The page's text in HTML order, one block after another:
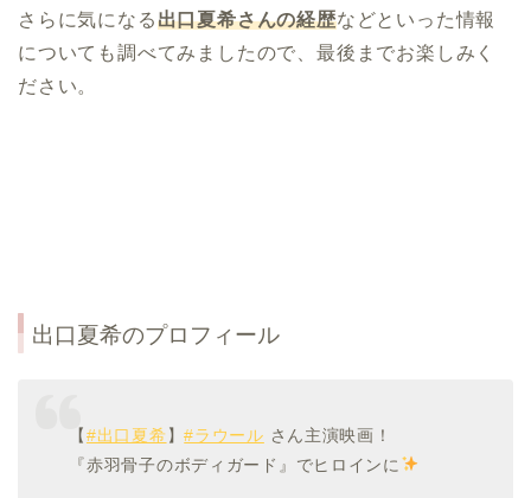
さらに気になる出口夏希さんの経歴などといった情報
についても調べてみましたので、最後までお楽しみく
ださい。
出口夏希のプロフィール
【#出口夏希】#ラウール さん主演映画！
『赤羽骨子のボディガード』でヒロインに